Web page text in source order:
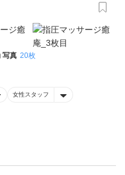
写真 20枚
女性スタッフ